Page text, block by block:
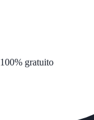
100% gratuito